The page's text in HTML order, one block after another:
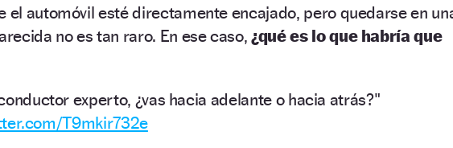
el automóvil esté directamente encajado, pero quedarse en
no es tan raro. En ese caso,¿qué es lo que habría que
experto, ¿vas hacia adelante o hacia atrás?"
T9mkir732e